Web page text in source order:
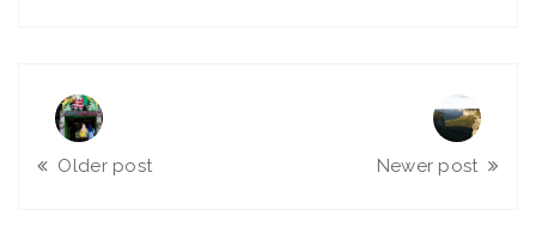
Older post Newer post